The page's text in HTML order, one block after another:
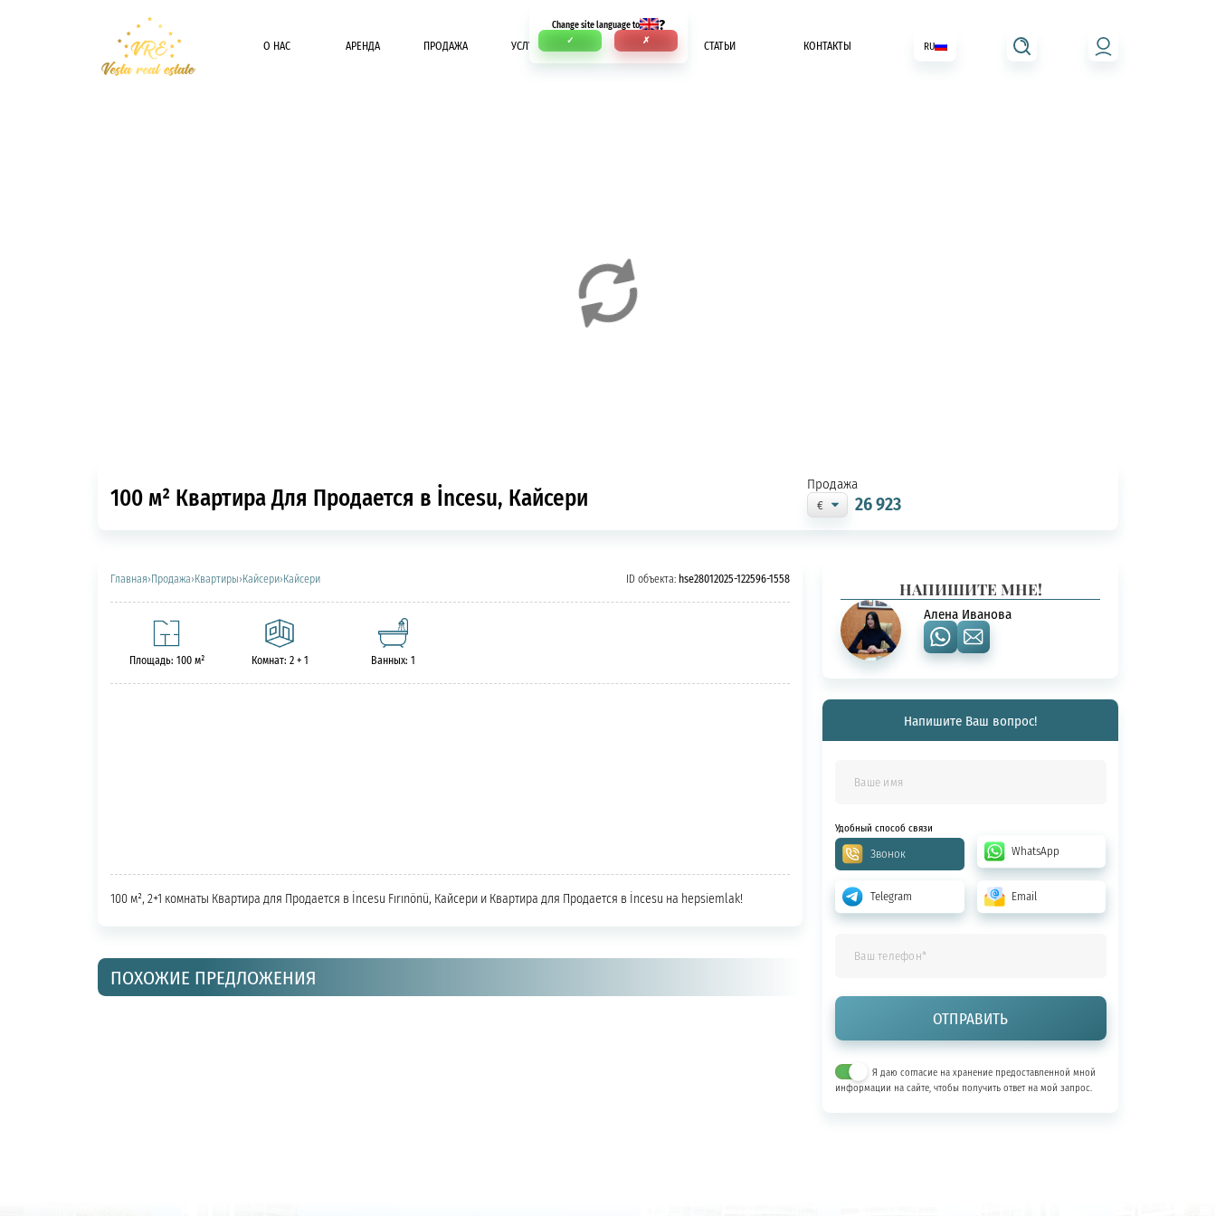
Change site language to ?
✓ ✗
О НАС АРЕНДА ПРОДАЖА УСЛУГИ ОПЛАТА СТАТЬИ КОНТАКТЫ RU
100 м² Квартира Для Продается в İncesu, Кайсери Продажа
26 923
Главная›Продажа›Квартиры›Кайсери›Кайсери ID объекта: hse28012025-122596-1558
Площадь: 100 м² Комнат: 2 + 1 Ванных: 1
100 м², 2+1 комнаты Квартира для Продается в İncesu Fırınönü, Кайсери и Квартира для Продается в İncesu на hepsiemlak!
ПОХОЖИЕ ПРЕДЛОЖЕНИЯ
НАПИШИТЕ МНЕ!
Алена Иванова
Напишите Ваш вопрос!
Удобный способ связи
Звонок WhatsApp
Telegram Email
Я даю согласие на хранение предоставленной мной
информации на сайте, чтобы получить ответ на мой запрос.